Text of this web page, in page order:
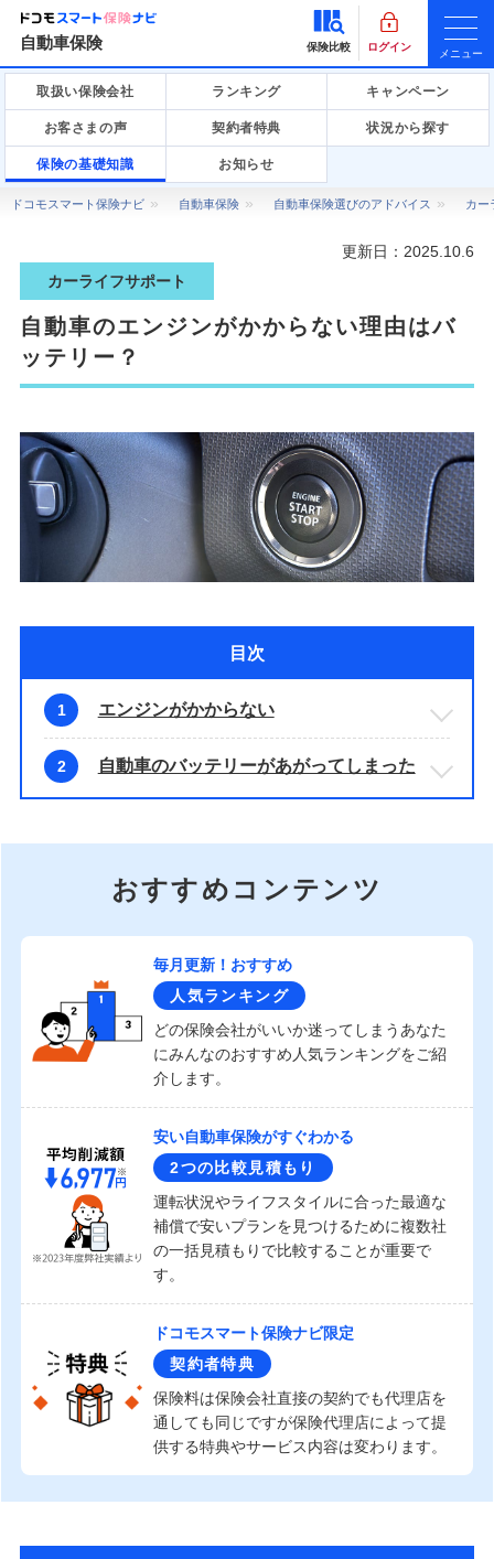
自動車保険 保険比較 ログイン
メニュー
取扱い保険会社 ランキング キャンペーン
お客さまの声 契約者特典 状況から探す
保険の基礎知識 お知らせ
ドコモスマート保険ナビ 自動車保険 自動車保険選びのアドバイス カー
更新日：2025.10.6
カーライフサポート
自動車のエンジンがかからない理由はバ
ッテリー？
目次
1 エンジンがかからない
2 自動車のバッテリーがあがってしまった
おすすめコンテンツ
毎月更新！おすすめ
人気ランキング
どの保険会社がいいか迷ってしまうあなた
にみんなのおすすめ人気ランキングをご紹
介します。
安い自動車保険がすぐわかる
2つの比較見積もり
運転状況やライフスタイルに合った最適な
補償で安いプランを見つけるために複数社
の一括見積もりで比較することが重要で
す。
ドコモスマート保険ナビ限定
契約者特典
保険料は保険会社直接の契約でも代理店を
通しても同じですが保険代理店によって提
供する特典やサービス内容は変わります。